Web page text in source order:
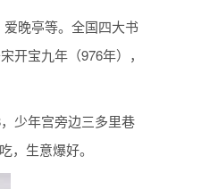
晚亭等。全国四大书
开宝九年（976年），
少年宫旁边三多里巷
生意爆好。